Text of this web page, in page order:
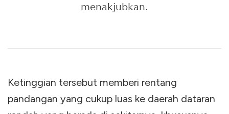
menakjubkan.
Ketinggian tersebut memberi rentang
pandangan yang cukup luas ke daerah dataran